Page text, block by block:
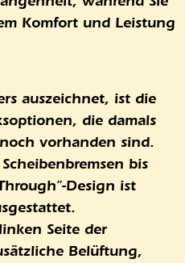
Komfort und Leistung
auszeichnet, ist die
die damals
vorhanden sind.
bis
Design ist
Seite der
Belüftung,